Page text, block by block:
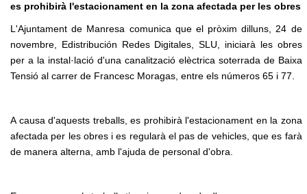
es prohibirà l'estacionament en la zona afectada per les obres
L'Ajuntament de Manresa comunica que el pròxim dilluns, 24 de
novembre, Edistribución Redes Digitales, SLU, iniciarà les obres
per a la instal·lació d'una canalització elèctrica soterrada de Baixa
Tensió al carrer de Francesc Moragas, entre els números 65 i 77.
A causa d'aquests treballs, es prohibirà l'estacionament en la zona
afectada per les obres i es regularà el pas de vehicles, que es farà
de manera alterna, amb l'ajuda de personal d'obra.